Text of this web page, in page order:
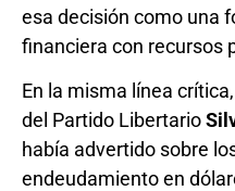
esa decisión como una
financiera con recursos
En la misma línea
del Partido Libertario
había advertido sobre
endeudamiento en